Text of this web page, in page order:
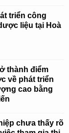
triển công
liệu tại Hoà
thành điểm
về phát triển
cao bằng
chưa thấy rõ